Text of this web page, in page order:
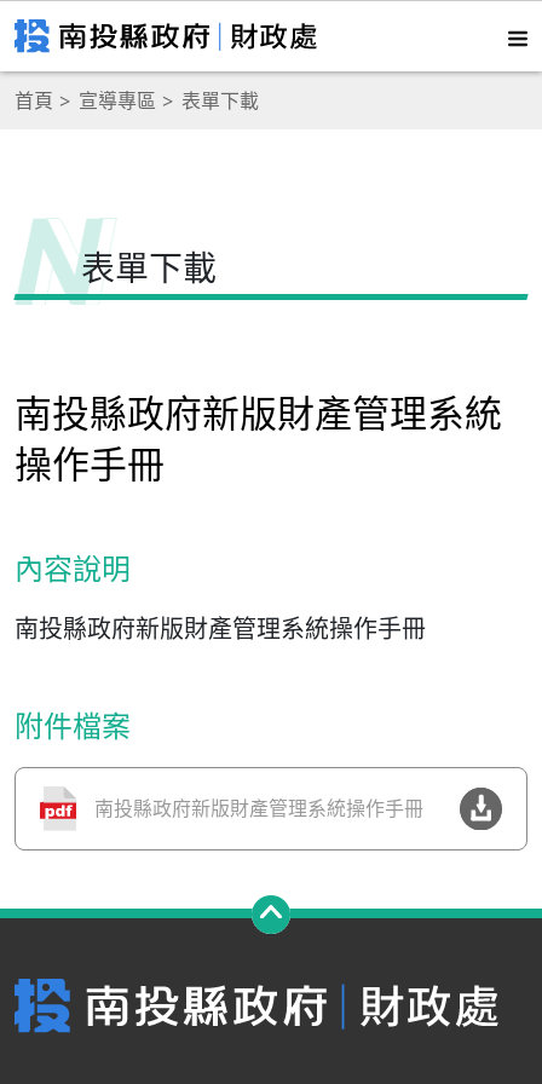
首頁 宣導專區 表單下載
表單下載
南投縣政府新版財產管理系統
操作手冊
內容說明
南投縣政府新版財產管理系統操作手冊
附件檔案
南投縣政府新版財產管理系統操作手冊